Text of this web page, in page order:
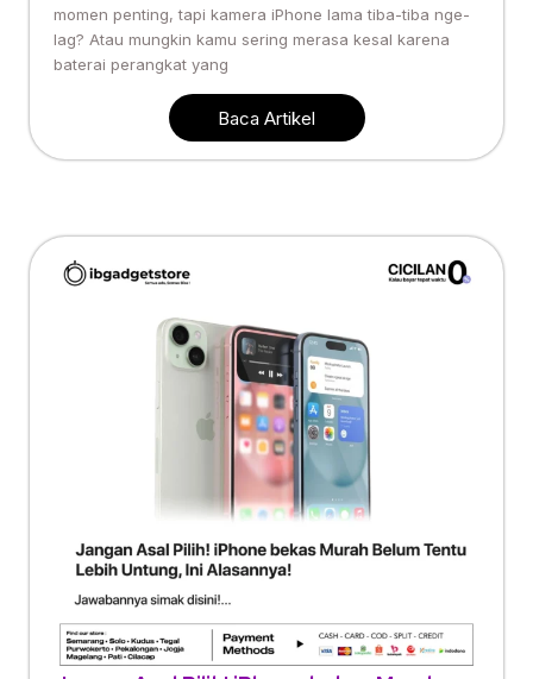
momen penting, tapi kamera iPhone lama tiba-tiba nge-
lag? Atau mungkin kamu sering merasa kesal karena
baterai perangkat yang
Baca Artikel